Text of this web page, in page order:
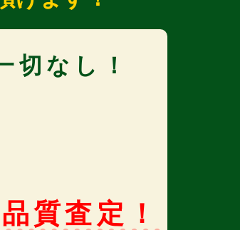
切なし！
質査定！